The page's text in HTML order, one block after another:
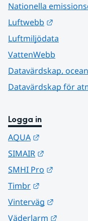
Nationella
Luftwebb
Luftmiljödata
VattenWebb
Datavärdskap,
Datavärdskap för
Logga in
AQUA
SIMAIR
SMHI Pro
Timbr
Vinterväg
Väderlarm